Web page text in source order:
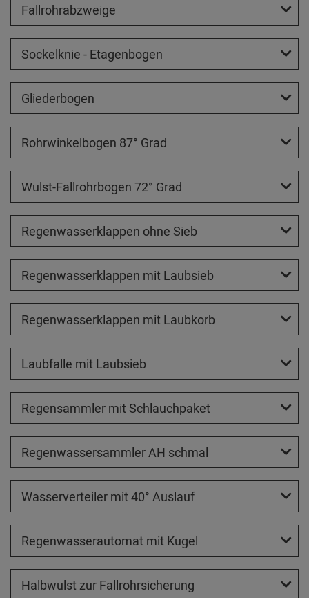
Fallrohrabzweige
Sockelknie - Etagenbogen
Gliederbogen
Rohrwinkelbogen 87° Grad
Wulst-Fallrohrbogen 72° Grad
Regenwasserklappen ohne Sieb
Regenwasserklappen mit Laubsieb
Regenwasserklappen mit Laubkorb
Laubfalle mit Laubsieb
Regensammler mit Schlauchpaket
Regenwassersammler AH schmal
Wasserverteiler mit 40° Auslauf
Regenwasserautomat mit Kugel
Halbwulst zur Fallrohrsicherung